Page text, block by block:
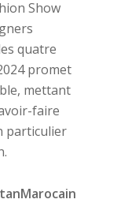
Show
quatre
promet
mettant
faire
particulier